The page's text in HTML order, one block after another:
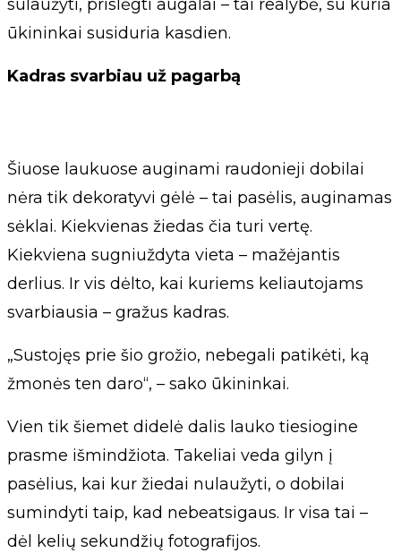
sulaužyti, prislėgti augalai – tai realybė, su kuria
ūkininkai susiduria kasdien.
Kadras svarbiau už pagarbą
Šiuose laukuose auginami raudonieji dobilai
nėra tik dekoratyvi gėlė – tai pasėlis, auginamas
sėklai. Kiekvienas žiedas čia turi vertę.
Kiekviena sugniuždyta vieta – mažėjantis
derlius. Ir vis dėlto, kai kuriems keliautojams
svarbiausia – gražus kadras.
„Sustojęs prie šio grožio, nebegali patikėti, ką
žmonės ten daro“, – sako ūkininkai.
Vien tik šiemet didelė dalis lauko tiesiogine
prasme išmindžiota. Takeliai veda gilyn į
pasėlius, kai kur žiedai nulaužyti, o dobilai
sumindyti taip, kad nebeatsigaus. Ir visa tai –
dėl kelių sekundžių fotografijos.